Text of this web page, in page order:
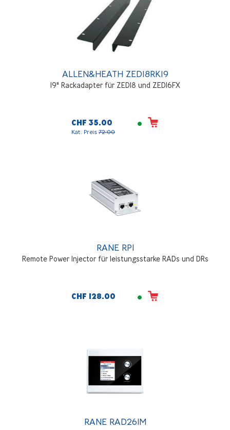
ALLEN&HEATH ZED18RK19
19" Rackadapter für ZED18 und ZED16FX
CHF 35.00
Kat. Preis 72.00
RANE RPI
Remote Power Injector für leistungsstarke RADs und DRs
CHF 128.00
RANE RAD26IM